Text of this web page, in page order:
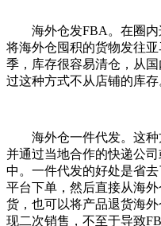
海外仓发FBA。在圈
将海外仓囤积的货物发往
季，库存很容易清仓，从
过这种方式不从店铺的库存
海外仓一件代发。这
并通过当地合作的快递公
中。一件代发的好处是省
平台下单，然后直接从海
货，也可以将产品退货海
现二次销售，不至于导致